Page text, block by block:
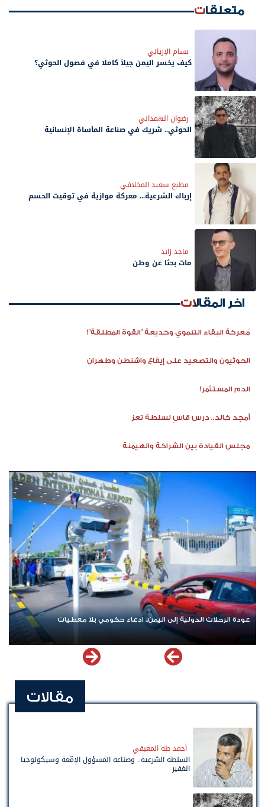
متعلقات
بسام الإرياني
كيف يخسر اليمن جيلاً كاملًا في فصول الحوثي؟
رضوان الهمداني
الحوثي.. شريك في صناعة المأساة الإنسانية
مطيع سعيد المخلافي
إرباك الشرعية... معركة موازية في توقيت الحسم
ماجد زايد
مات بحثًا عن وطن
اخر المقالات
معركة البقاء التنموي وخديعة "القوة المطلقة"!
الحوثيون والتصعيد على إيقاع واشنطن وطهران
الدم المستثمر!
أمجد خالد.. درس قاسٍ لسلطة تعز
مجلس القيادة بين الشراكة والهيمنة
عودة الرحلات الدولية إلى اليمن.. ادعاء حكومي بلا معطيات
مقالات
أحمد طه المعبقي
السلطة الشرعية.. وصناعة المسؤول الإمّعة وسيكولوجيا
الغفير